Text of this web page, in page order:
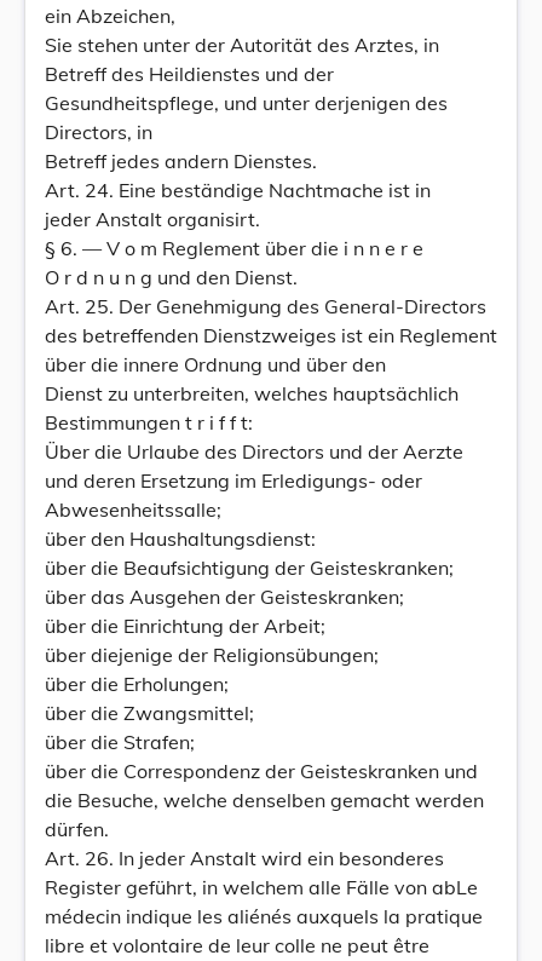
ein Abzeichen,
Sie stehen unter der Autorität des Arztes, in
Betreff des Heildienstes und der
Gesundheitspflege, und unter derjenigen des
Directors, in
Betreff jedes andern Dienstes.
Art. 24. Eine beständige Nachtmache ist in
jeder Anstalt organisirt.
§ 6. — V o m Reglement über die i n n e r e
O r d n u n g und den Dienst.
Art. 25. Der Genehmigung des General-Directors
des betreffenden Dienstzweiges ist ein Reglement
über die innere Ordnung und über den
Dienst zu unterbreiten, welches hauptsächlich
Bestimmungen t r i f f t:
Über die Urlaube des Directors und der Aerzte
und deren Ersetzung im Erledigungs- oder
Abwesenheitssalle;
über den Haushaltungsdienst:
über die Beaufsichtigung der Geisteskranken;
über das Ausgehen der Geisteskranken;
über die Einrichtung der Arbeit;
über diejenige der Religionsübungen;
über die Erholungen;
über die Zwangsmittel;
über die Strafen;
über die Correspondenz der Geisteskranken und
die Besuche, welche denselben gemacht werden
dürfen.
Art. 26. In jeder Anstalt wird ein besonderes
Register geführt, in welchem alle Fälle von abLe
médecin indique les aliénés auxquels la pratique
libre et volontaire de leur colle ne peut être